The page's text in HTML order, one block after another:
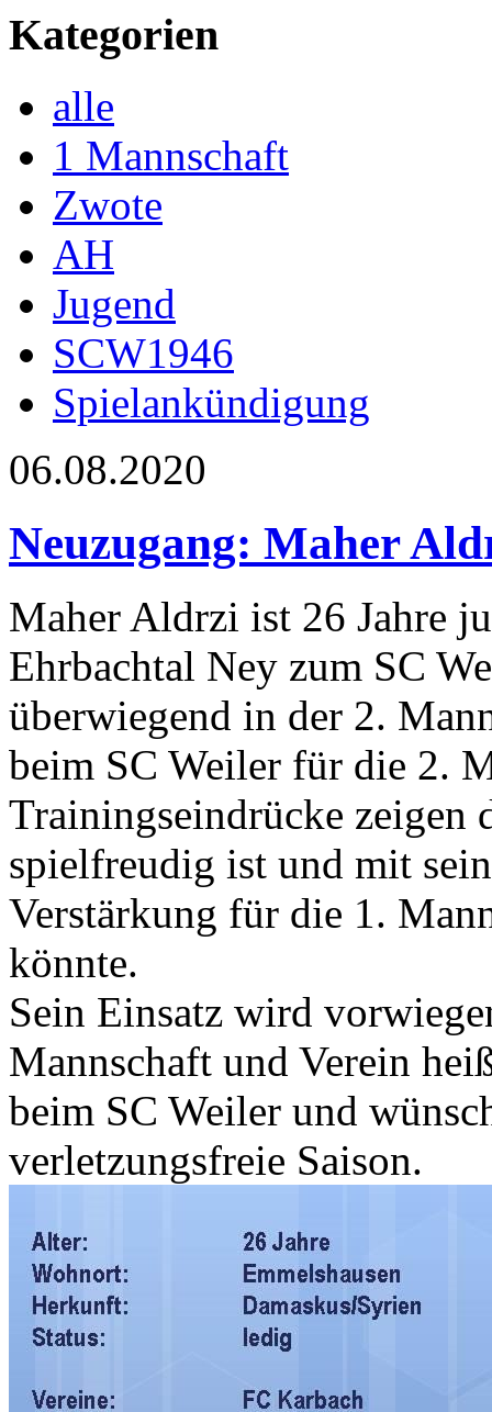
Kategorien
alle
1 Mannschaft
Zwote
AH
Jugend
SCW1946
Spielankündigung
06.08.2020
Neuzugang: Maher
Maher Aldrzi ist 26 Jahre
Ehrbachtal Ney zum SC
überwiegend in der 2.
beim SC Weiler für die 2.
Trainingseindrücke zeigen
spielfreudig ist und mit
Verstärkung für die 1.
könnte.
Sein Einsatz wird
Mannschaft und Verein
beim SC Weiler und
verletzungsfreie Saison.